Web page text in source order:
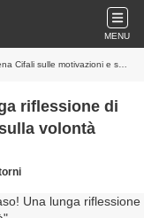
MENU
sulle motivazioni e sulla volontà
riflessione di
volontà